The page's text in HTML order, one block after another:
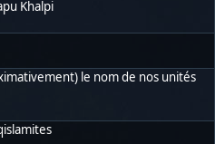
Khalpi
le nom de nos unités